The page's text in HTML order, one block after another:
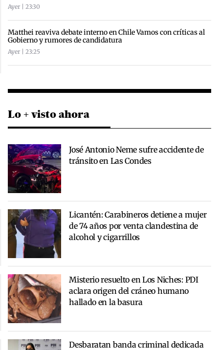
Ayer | 23:30
Matthei reaviva debate interno en Chile Vamos con críticas al
Gobierno y rumores de candidatura
Ayer | 23:25
Lo + visto ahora
José Antonio Neme sufre accidente de
tránsito en Las Condes
Licantén: Carabineros detiene a mujer
de 74 años por venta clandestina de
alcohol y cigarrillos
Misterio resuelto en Los Niches: PDI
aclara origen del cráneo humano
hallado en la basura
Desbaratan banda criminal dedicada